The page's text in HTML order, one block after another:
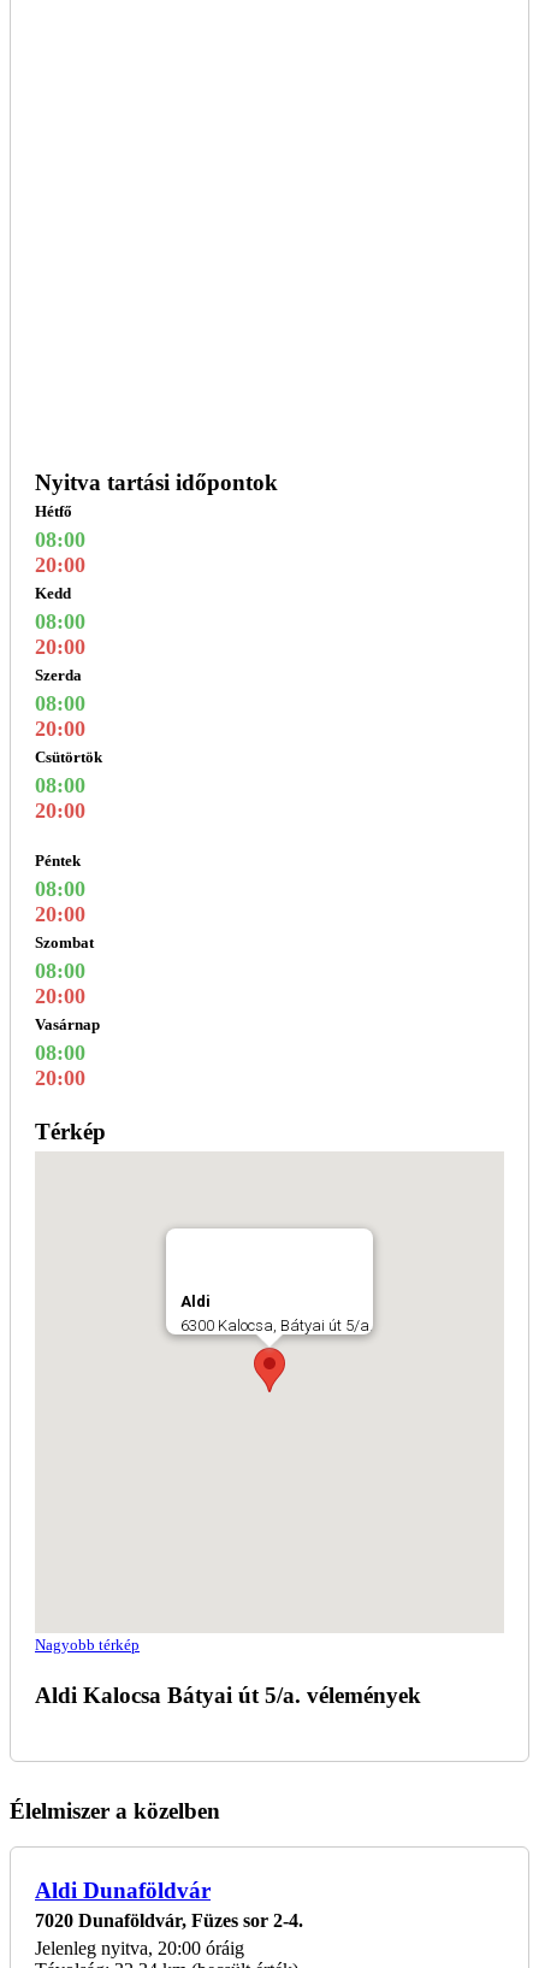
Nyitva tartási időpontok
Hétfő
08:00
20:00
Kedd
08:00
20:00
Szerda
08:00
20:00
Csütörtök
08:00
20:00
Péntek
08:00
20:00
Szombat
08:00
20:00
Vasárnap
08:00
20:00
Térkép
Aldi
6300 Kalocsa, Bátyai út 5/a.
Nagyobb térkép
Aldi Kalocsa Bátyai út 5/a. vélemények
Élelmiszer a közelben
Aldi Dunaföldvár
7020 Dunaföldvár, Füzes sor 2-4.
Jelenleg nyitva, 20:00 óráig